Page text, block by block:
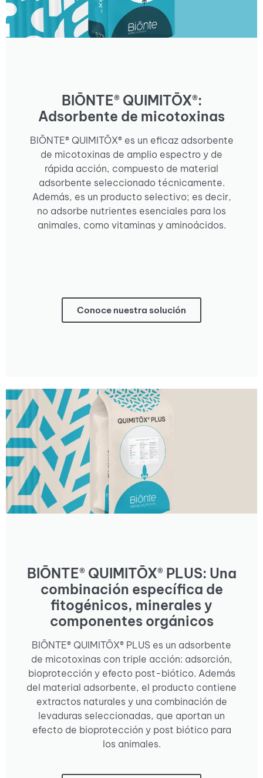
BIŌNTE® QUIMITŌX®:
Adsorbente de micotoxinas
BIŌNTE® QUIMITŌX® es un eficaz adsorbente
de micotoxinas de amplio espectro y de
rápida acción, compuesto de material
adsorbente seleccionado técnicamente.
Además, es un producto selectivo; es decir,
no adsorbe nutrientes esenciales para los
animales, como vitaminas y aminoácidos.
Conoce nuestra solución
BIŌNTE® QUIMITŌX® PLUS: Una
combinación específica de
fitogénicos, minerales y
componentes orgánicos
BIŌNTE® QUIMITŌX® PLUS es un adsorbente
de micotoxinas con triple acción: adsorción,
bioprotección y efecto post-biótico. Además
del material adsorbente, el producto contiene
extractos naturales y una combinación de
levaduras seleccionadas, que aportan un
efecto de bioprotección y post biótico para
los animales.